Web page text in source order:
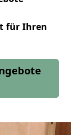
für Ihren